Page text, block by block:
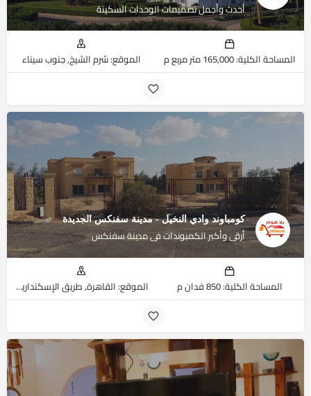
أحدث وأجمل تصميمات الوحدات السكينة
المساحة الكلية: 165,000 متر مربع م الموقع: شرم الشيخ, جنوب سيناء
كومباوند وادي النخيل - مدينة سفنكس الجديدة
أرقى وأكبر الكمبوندات فى مدينة سفنكس
المساحة الكلية: 850 فدان م الموقع: القاهرة, طريق الإسكندارية الصحراوي